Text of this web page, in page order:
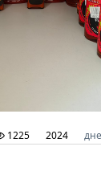
1225 2024